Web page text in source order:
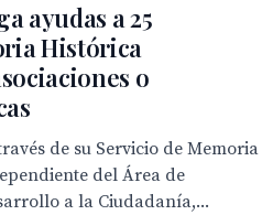
ayudas a 25
Histórica
o
de su Servicio de Memoria
del Área de
a la Ciudadanía,...